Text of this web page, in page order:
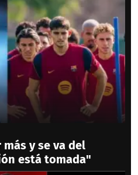
y se va del
está tomada"